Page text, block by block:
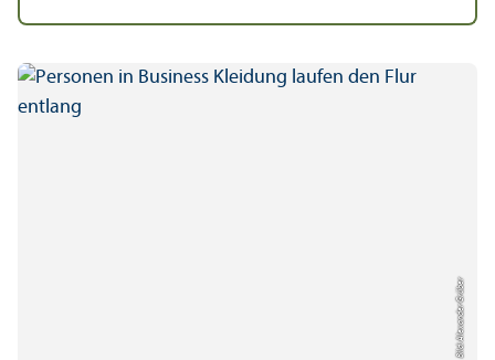
Bild: Alexander Grüber